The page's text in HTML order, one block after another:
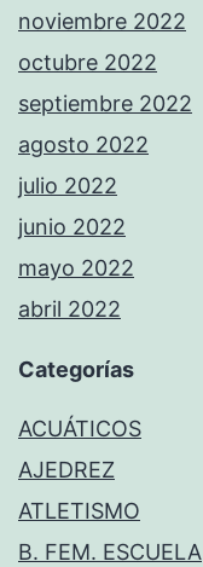
noviembre 2022
octubre 2022
septiembre 2022
agosto 2022
julio 2022
junio 2022
mayo 2022
abril 2022
Categorías
ACUÁTICOS
AJEDREZ
ATLETISMO
B. FEM. ESCUELA